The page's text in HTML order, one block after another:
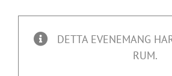
DETTA EVENEMANG
RUM.